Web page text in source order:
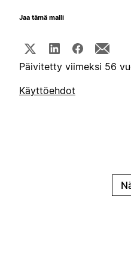
Jaa tämä malli
Päivitetty viimeksi 56
Käyttöehdot